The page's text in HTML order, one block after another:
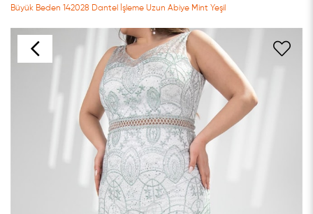
Büyük Beden 142028 Dantel İşleme Uzun Abiye Mint Yeşil